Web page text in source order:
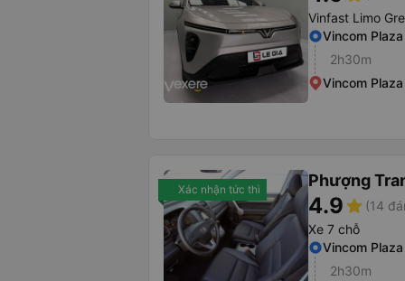
Vinfast Limo
Vincom
2h30m
Vincom
Xác nhận tức thì Phượng
4.9star (14
Xe 7 chỗ
Vincom
2h30m